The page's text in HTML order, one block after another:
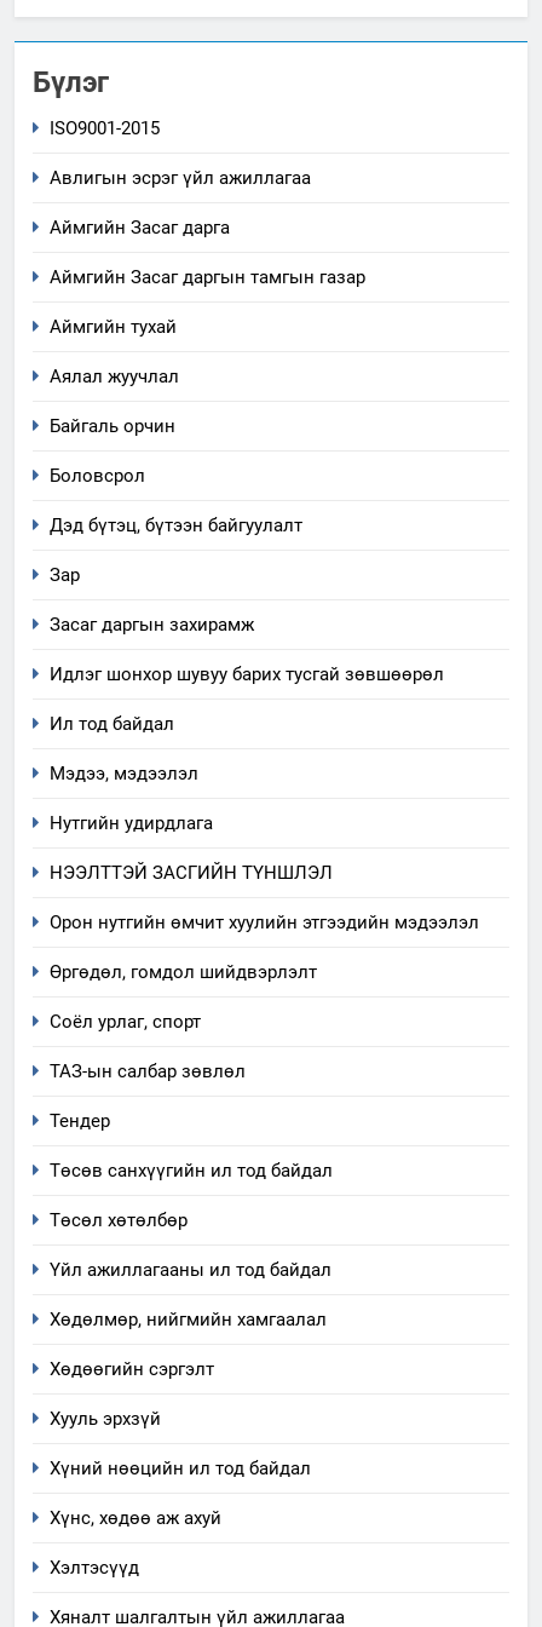
Бүлэг
ISO9001-2015
Авлигын эсрэг үйл ажиллагаа
Аймгийн Засаг дарга
Аймгийн Засаг даргын тамгын газар
Аймгийн тухай
Аялал жуучлал
Байгаль орчин
Боловсрол
Дэд бүтэц, бүтээн байгуулалт
Зар
Засаг даргын захирамж
Идлэг шонхор шувуу барих тусгай зөвшөөрөл
Ил тод байдал
Мэдээ, мэдээлэл
Нутгийн удирдлага
НЭЭЛТТЭЙ ЗАСГИЙН ТҮНШЛЭЛ
Орон нутгийн өмчит хуулийн этгээдийн мэдээлэл
Өргөдөл, гомдол шийдвэрлэлт
Соёл урлаг, спорт
ТАЗ-ын салбар зөвлөл
Тендер
Төсөв санхүүгийн ил тод байдал
Төсөл хөтөлбөр
Үйл ажиллагааны ил тод байдал
Хөдөлмөр, нийгмийн хамгаалал
Хөдөөгийн сэргэлт
Хууль эрхзүй
Хүний нөөцийн ил тод байдал
Хүнс, хөдөө аж ахуй
Хэлтэсүүд
Хяналт шалгалтын үйл ажиллагаа
5
салбар зөвлөл” аяны хүрээнд
6
ИЛ ТОД БАЙДАЛ
Үйл ажиллагаандаа мөрдөж
Мэдээлэл хариуцагчийн
ашиглаж байгаа техник,